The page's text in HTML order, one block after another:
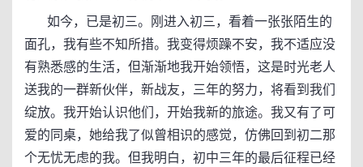
如今，已是初三。刚进入初三，看着一张张陌生的
面孔，我有些不知所措。我变得烦躁不安，我不适应没
有熟悉感的生活，但渐渐地我开始领悟，这是时光老人
送我的一群新伙伴，新战友，三年的努力，将看到我们
绽放。我开始认识他们，开始我新的旅途。我又有了可
爱的同桌，她给我了似曾相识的感觉，仿佛回到初二那
个无忧无虑的我。但我明白，初中三年的最后征程已经